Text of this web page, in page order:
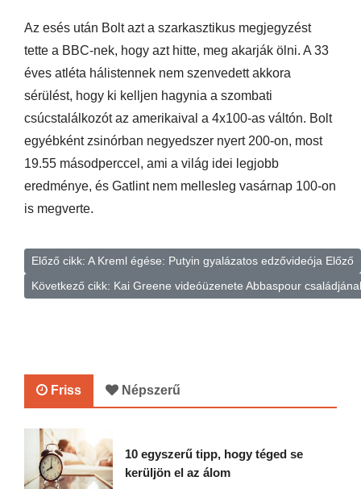
Az esés után Bolt azt a szarkasztikus megjegyzést
tette a BBC-nek, hogy azt hitte, meg akarják ölni. A 33
éves atléta hálistennek nem szenvedett akkora
sérülést, hogy ki kelljen hagynia a szombati
csúcstalálkozót az amerikaival a 4x100-as váltón. Bolt
egyébként zsinórban negyedszer nyert 200-on, most
19.55 másodperccel, ami a világ idei legjobb
eredménye, és Gatlint nem mellesleg vasárnap 100-on
is megverte.
Előző cikk: A Kreml égése: Putyin gyalázatos edzővideója Előző
Következő cikk: Kai Greene videóüzenete Abbaspour
Friss Népszerű
10 egyszerű tipp, hogy téged se
kerüljön el az álom